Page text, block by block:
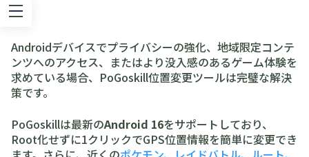
Androidデバイスでプライバシーの強化、地域限定コンテ
ンツへのアクセス、またはより没入感のあるゲーム体験を
求めている場合、PoGoskill位置変更ツールは完璧な解決
策です。
PoGoskillは最新のAndroid 16をサポートしており、
Root化せずに1クリックでGPS位置情報を簡単に変更でき